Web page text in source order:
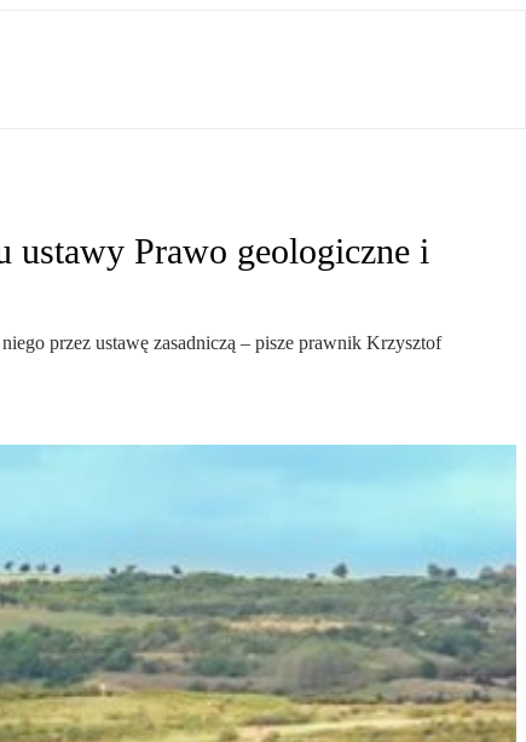
Prawo geologiczne i
przez ustawę zasadniczą – pisze prawnik Krzysztof